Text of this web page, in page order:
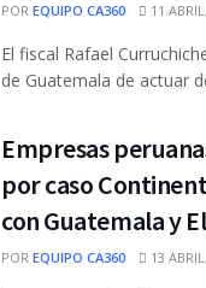
POR EQUIPO CA360 11
El fiscal Rafael
de Guatemala de actuar
Empresas
por caso
con Guatemala y
POR EQUIPO CA360 13